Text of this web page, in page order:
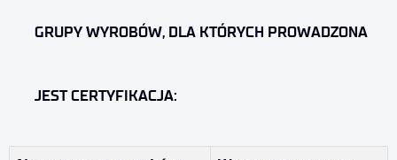
GRUPY WYROBÓW, DLA KTÓRYCH PROWADZONA
JEST CERTYFIKACJA: